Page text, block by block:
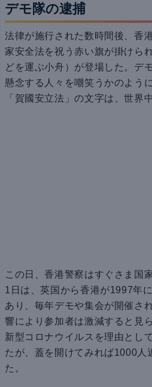
デモ隊の逮捕
法律が施行された数時間後、香
家安全法を祝う赤い旗が掛けら
どを運ぶ小舟）が登場した。デ
懸念する人々を嘲笑うかのよう
「賀國安立法」の文字は、世界
この日、香港警察はすぐさま国
1日は、英国から香港が1997年
あり、毎年デモや集会が開催さ
響により参加者は激減すると見
新型コロナウイルスを理由とし
たが、蓋を開けてみれば1000人
た。